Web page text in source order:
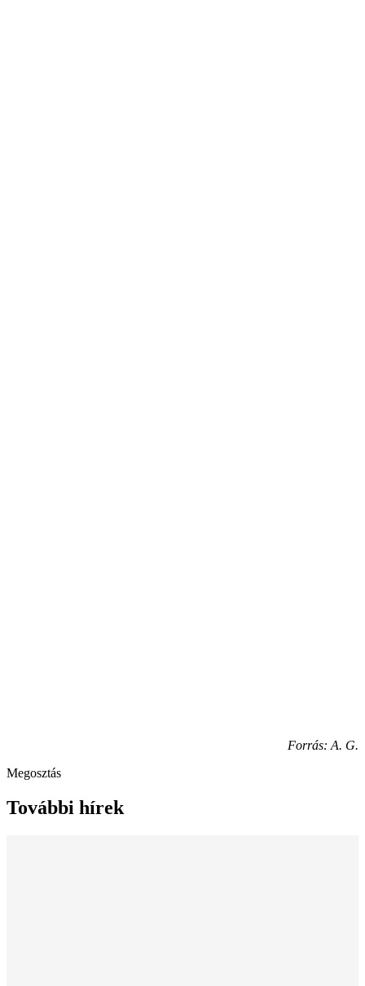
Forrás: A. G.
Megosztás
További hírek